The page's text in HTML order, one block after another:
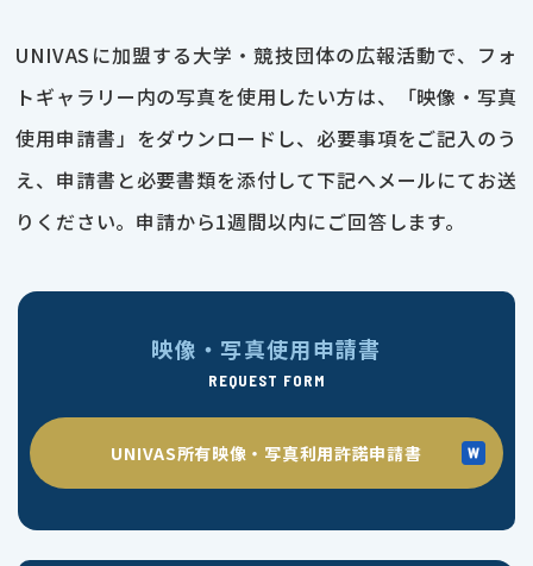
UNIVASに加盟する大学・競技団体の広報活動で、フォ
トギャラリー内の写真を使用したい方は、「映像・写真
使用申請書」をダウンロードし、必要事項をご記入のう
え、申請書と必要書類を添付して下記へメールにてお送
りください。申請から1週間以内にご回答します。
映像・写真使用申請書
REQUEST FORM
UNIVAS所有映像・写真利用許諾申請書